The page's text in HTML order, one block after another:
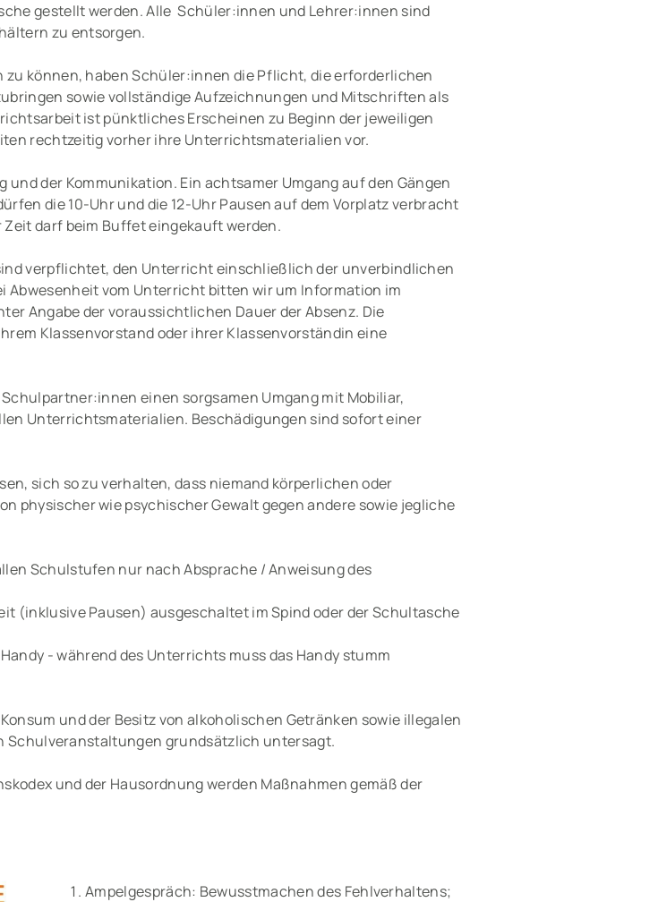
gestellt werden. Alle Schüler:innen und Lehrer:innen sind
zu entsorgen.
können, haben Schüler:innen die Pflicht, die erforderlichen
sowie vollständige Aufzeichnungen und Mitschriften als
ist pünktliches Erscheinen zu Beginn der jeweiligen
rechtzeitig vorher ihre Unterrichtsmaterialien vor.
und der Kommunikation. Ein achtsamer Umgang auf den Gängen
die 10-Uhr und die 12-Uhr Pausen auf dem Vorplatz verbracht
darf beim Buffet eingekauft werden.
verpflichtet, den Unterricht einschließlich der unverbindlichen
Abwesenheit vom Unterricht bitten wir um Information im
Angabe der voraussichtlichen Dauer der Absenz. Die
Klassenvorstand oder ihrer Klassenvorständin eine
einen sorgsamen Umgang mit Mobiliar,
Unterrichtsmaterialien. Beschädigungen sind sofort einer
sich so zu verhalten, dass niemand körperlichen oder
physischer wie psychischer Gewalt gegen andere sowie jegliche
Schulstufen nur nach Absprache / Anweisung des
(inklusive Pausen) ausgeschaltet im Spind oder der Schultasche
- während des Unterrichts muss das Handy stumm
und der Besitz von alkoholischen Getränken sowie illegalen
Schulveranstaltungen grundsätzlich untersagt.
und der Hausordnung werden Maßnahmen gemäß der
Ampelgespräch: Bewusstmachen des Fehlverhaltens;